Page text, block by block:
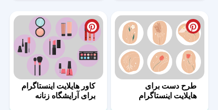
طرح دست برای
هایلایت اینستاگرام
کاور هایلایت اینستاگرام
برای آرایشگاه زنانه